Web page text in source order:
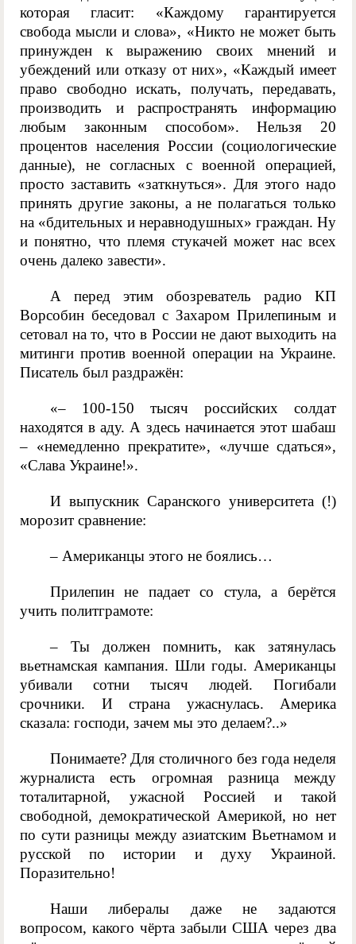
которая гласит: «Каждому гарантируется
свобода мысли и слова», «Никто не может быть
принужден к выражению своих мнений и
убеждений или отказу от них», «Каждый имеет
право свободно искать, получать, передавать,
производить и распространять информацию
любым законным способом». Нельзя 20
процентов населения России (социологические
данные), не согласных с военной операцией,
просто заставить «заткнуться». Для этого надо
принять другие законы, а не полагаться только
на «бдительных и неравнодушных» граждан. Ну
и понятно, что племя стукачей может нас всех
очень далеко завести».
А перед этим обозреватель радио КП
Ворсобин беседовал с Захаром Прилепиным и
сетовал на то, что в России не дают выходить на
митинги против военной операции на Украине.
Писатель был раздражён:
«– 100-150 тысяч российских солдат
находятся в аду. А здесь начинается этот шабаш
– «немедленно прекратите», «лучше сдаться»,
«Слава Украине!».
И выпускник Саранского университета (!)
морозит сравнение:
– Американцы этого не боялись…
Прилепин не падает со стула, а берётся
учить политграмоте:
– Ты должен помнить, как затянулась
вьетнамская кампания. Шли годы. Американцы
убивали сотни тысяч людей. Погибали
срочники. И страна ужаснулась. Америка
сказала: господи, зачем мы это делаем?..»
Понимаете? Для столичного без года неделя
журналиста есть огромная разница между
тоталитарной, ужасной Россией и такой
свободной, демократической Америкой, но нет
по сути разницы между азиатским Вьетнамом и
русской по истории и духу Украиной.
Поразительно!
Наши либералы даже не задаются
вопросом, какого чёрта забыли США через два